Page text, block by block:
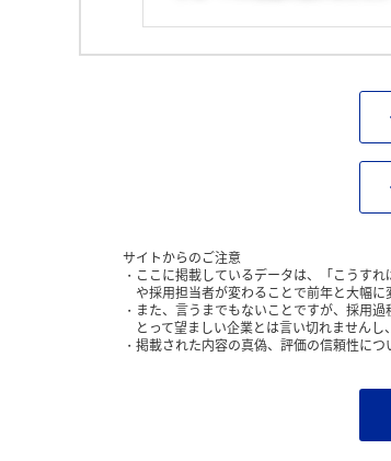
サイトからのご注意
ここに掲載しているデータは、「こうす
や採用担当者が変わることで前年と大幅に
また、言うまでもないことですが、採用
とって望ましい企業とは言い切れません
掲載された内容の真偽、評価の信頼性に